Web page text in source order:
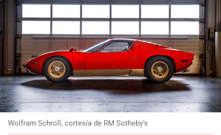
Wolfram Schroll, cortesía de RM Sotheby's